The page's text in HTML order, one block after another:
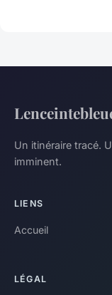
Un itinéraire tracé.
imminent.
LIENS
Accueil
LÉGAL